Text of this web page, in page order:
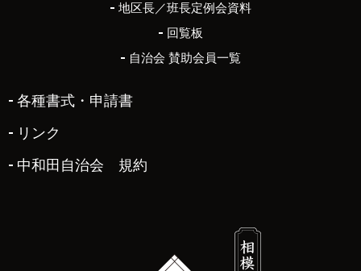
地区長／班長定例会資料
回覧板
自治会 賛助会員一覧
各種書式・申請書
リンク
中和田自治会 規約